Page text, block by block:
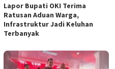
Lapor Bupati OKI Terima
Ratusan Aduan Warga,
Infrastruktur Jadi Keluhan
Terbanyak